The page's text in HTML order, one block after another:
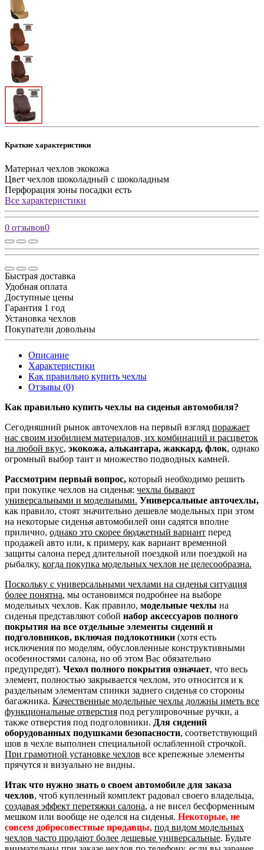
Краткие характеристики
Материал чехлов экокожа
Цвет чехлов шоколадный с шоколадным
Перфорация зоны посадки есть
Все характеристики
0 отзывов0
Быстрая доставка
Удобная оплата
Доступные цены
Гарантия 1 год
Установка чехлов
Покупатели довольны
Описание
Характеристики
Как правильно купить чехлы
Отзывы (0)
Как правильно купить чехлы на сиденья автомобиля?
Сегодняшний рынок авточехлов на первый взгляд поражает
нас своим изобилием материалов, их комбинаций и расцветок
на любой вкус, экокожа, алькантара, жаккард, флок, однако
огромный выбор таит и множество подводных камней.
Рассмотрим первый вопрос, который необходимо решить
при покупке чехлов на сиденья: чехлы бывают
универсальными и модельными. Универсальные авточехлы,
как правило, стоят значительно дешевле модельных при этом
на некоторые сиденья автомобилей они садятся вполне
прилично, однако это скорее бюджетный вариант перед
продажей авто или, к примеру, как вариант временной
защиты салона перед длительной поездкой или поездкой на
рыбалку, когда покупка модельных чехлов не целесообразна.
Поскольку с универсальными чехлами на сиденья ситуация
более понятна, мы остановимся подробнее на выборе
модельных чехлов. Как правило, модельные чехлы на
сиденья представляют собой набор аксессуаров полного
покрытия на все отдельные элементы сидений и
подголовников, включая подлокотники (хотя есть
исключения по моделям, обусловленные конструктивными
особенностями салона, но об этом Вас обязательно
предупредят). Чехол полного покрытия означает, что весь
элемент, полностью закрывается чехлом, это относится и к
раздельным элементам спинки заднего сиденья со стороны
багажника. Качественные модельные чехлы должны иметь все
функциональные отверстия под регулировочные ручки, а
также отверстия под подголовники. Для сидений
оборудованных подушками безопасности, соответствующий
шов в чехле выполнен специальной ослабленной строчкой.
При грамотной установке чехлов все крепежные элементы
прячутся и визуально не видны.
Итак что нужно знать о своем автомобиле для заказа
чехлов, чтоб купленный комплект радовал своего владельца,
создавая эффект перетяжки салона, а не висел бесформенным
мешком или вообще не оделся на сиденья. Некоторые, не
совсем добросовестные продавцы, под видом модельных
чехлов часто продают более дешевые универсальные. Будьте